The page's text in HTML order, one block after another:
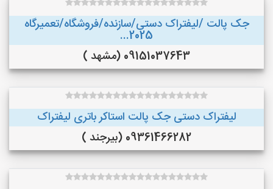
جک پالت /لیفتراک دستی/سازنده/فروشگاه/تعمیرگاه
2025...
09151037643 (مشهد )
لیفتراک دستی جک پالت استاکر باتری لیفتراک
09361466282 (بیرجند )